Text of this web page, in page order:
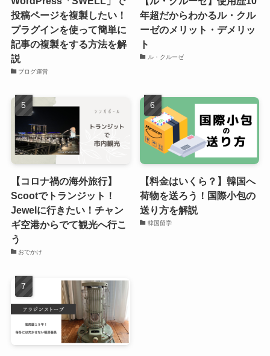
投稿ページを複製したい！
プラグインを使って簡単に
記事の複製をする方法を解
説
ブログ運営
年超だからわかるル・クル
ーゼのメリット・デメリッ
ト
ル・クルーゼ
【コロナ禍の海外旅行】
Scootでトランジット！
Jewelに行きたい！チャン
ギ空港からでて観光へ行こ
う
おでかけ
【料金はいくら？】韓国へ
荷物を送ろう！国際小包の
送り方を解説
韓国留学